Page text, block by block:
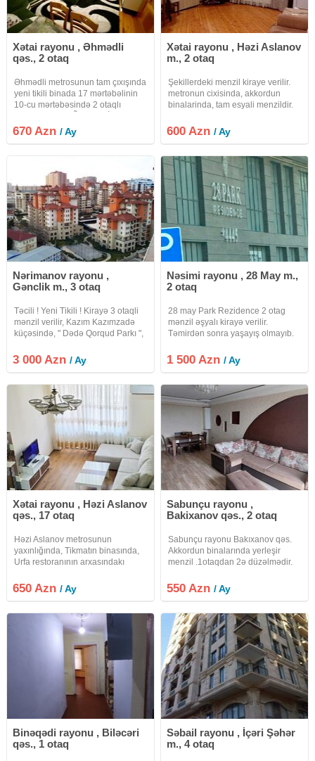
Xətai rayonu , Əhmədli
qəs., 2 otaq
Əhmədli metrosunun tam çıxışında
yeni tikili binada 17 mərtəbəlinin
10-cu mərtəbəsində 2 otaqlı
verilir. Mənzilin ümumi sahəsi 57
kv m. Qaz, su, işıq daimidir. İstilik
670 Azn/ Ay
Xətai rayonu , Həzi Aslanov
m., 2 otaq
Şekillerdeki menzil kiraye verilir.
metronun cixisinda, akkordun
binalarinda, tam esyali menzildir.
600 Azn/ Ay
Nərimanov rayonu ,
Gənclik m., 3 otaq
Təcili ! Yeni Tikili ! Kirayə 3 otaqli
mənzil verilir, Kazım Kazımzadə
küçəsində, " Dədə Qorqud Parkı ",
metrosu yaxinliğinda. Mərtəbə:
9/6. Ümumi sahəsi:
3 000 Azn/ Ay
Nəsimi rayonu , 28 May m.,
2 otaq
28 may Park Rezidence 2 otag
mənzil əşyalı kirayə verilir.
Təmirdən sonra yaşayış olmayıb.
1 500 Azn/ Ay
Xətai rayonu , Həzi Aslanov
qəs., 17 otaq
Həzi Aslanov metrosunun
yaxınlığında, Tikmatın binasında,
Urfa restoranının arxasındakı
üst otaqlı, tam əşyalı mənzil kirayə
verilir. Mənzil 17 mərtəbəli binanın
650 Azn/ Ay
Sabunçu rayonu ,
Bakixanov qəs., 2 otaq
Sabunçu rayonu Bakıxanov qəs.
Akkordun binalarında yerleşir
menzil .1otaqdan 2ə düzəlmədir.
şəraiti var. 19 mertebeli binanın
18ci mertebesindedir. Mənzil
550 Azn/ Ay
Binəqədi rayonu , Biləcəri
qəs., 1 otaq
Səbail rayonu , İçəri Şəhər
m., 4 otaq